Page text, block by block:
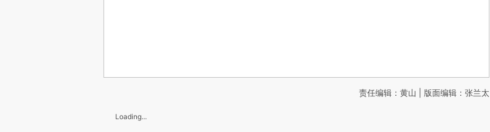
责任编辑：黄山 | 版面编辑：张兰太
Loading...